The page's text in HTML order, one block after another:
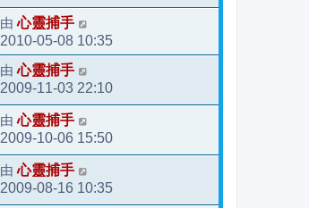
由心靈捕手
2010-05-08 10:35
由心靈捕手
2009-11-03 22:10
由心靈捕手
2009-10-06 15:50
由心靈捕手
2009-08-16 10:35